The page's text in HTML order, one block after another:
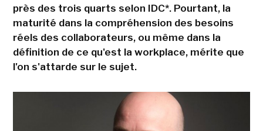
près des trois quarts selon IDC*. Pourtant, la
maturité dans la compréhension des besoins
réels des collaborateurs, ou même dans la
définition de ce qu'est la workplace, mérite que
l'on s'attarde sur le sujet.